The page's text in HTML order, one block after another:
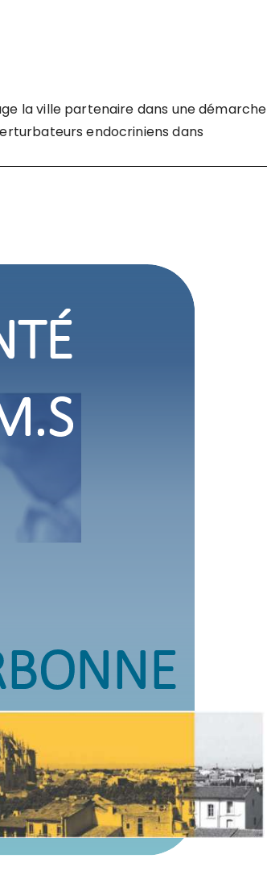
la ville partenaire dans une démarche
endocriniens dans